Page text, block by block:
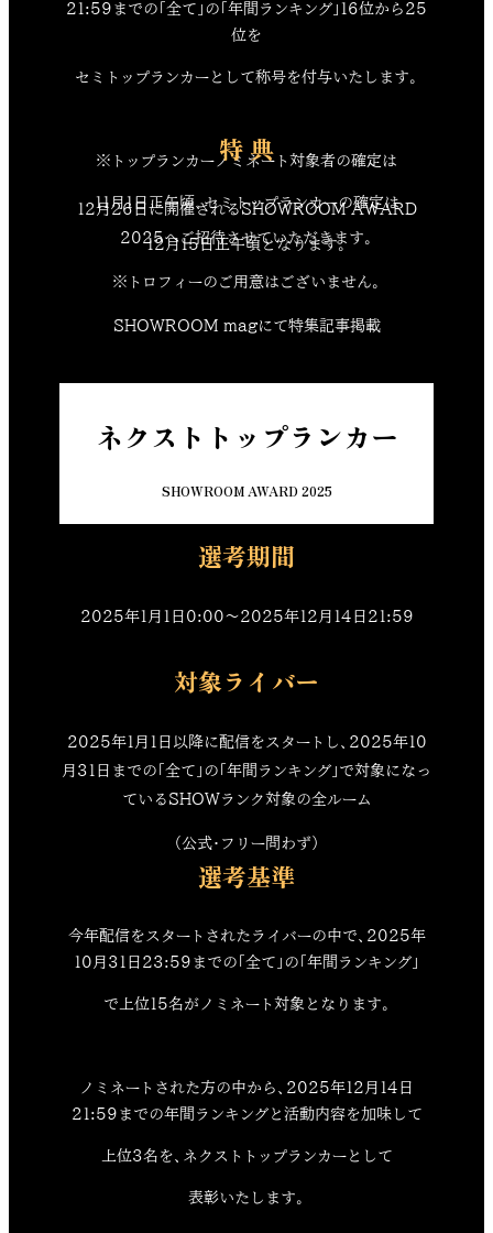
21:59までの「全て」の「年間ランキング」16位から25
位を
セミトップランカーとして称号を付与いたします。
※トップランカーノミネート対象者の確定は
11月1日正午頃、セミトップランカーの確定は
12月15日正午頃となります。
特 典
12月26日に開催されるSHOWROOM AWARD
2025へご招待させていただきます。
※トロフィーのご用意はございません。
SHOWROOM magにて特集記事掲載
ネクストトップランカー
SHOWROOM AWARD 2025
選考期間
2025年1月1日0:00〜2025年12月14日21:59
対象ライバー
2025年1月1日以降に配信をスタートし、2025年10
月31日までの「全て」の「年間ランキング」で対象になっ
ているSHOWランク対象の全ルーム
（公式・フリー問わず）
選考基準
今年配信をスタートされたライバーの中で、2025年
10月31日23:59までの「全て」の「年間ランキング」
で上位15名がノミネート対象となります。
ノミネートされた方の中から、2025年12月14日
21:59までの年間ランキングと活動内容を加味して
上位3名を、ネクストトップランカーとして
表彰いたします。